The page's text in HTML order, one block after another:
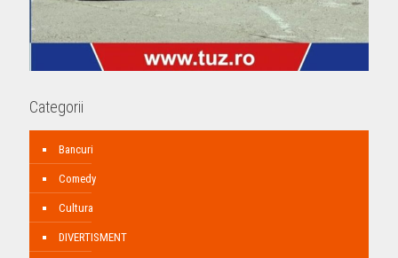
Categorii
Bancuri
Comedy
Cultura
DIVERTISMENT